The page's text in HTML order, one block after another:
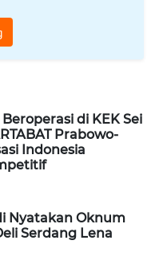
di KEK Sei
Prabowo-
Indonesia
Nyatakan Oknum
Serdang Lena